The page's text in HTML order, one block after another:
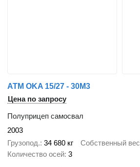
ATM OKA 15/27 - 30M3
Цена по запросу
Полуприцеп самосвал
2003
Грузопод. 34 680 кг Собственный вес
Количество осей 3